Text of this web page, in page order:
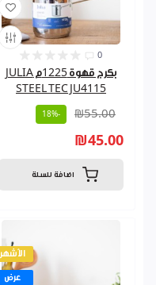
0
بكرج قهوة 1225م JULIA
STEEL TEC JU4115
₪55.00
-18%
₪45.00
اضافة للسلة
الأشهر
عرض